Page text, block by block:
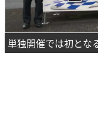
単独開催では初とな